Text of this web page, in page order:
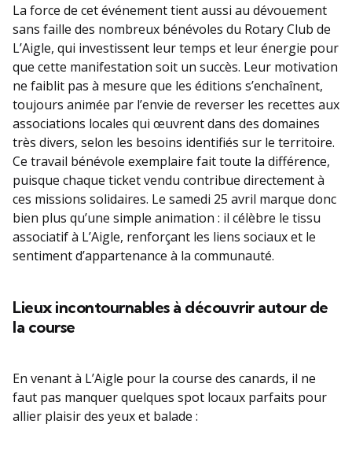
La force de cet événement tient aussi au dévouement
sans faille des nombreux bénévoles du Rotary Club de
L’Aigle, qui investissent leur temps et leur énergie pour
que cette manifestation soit un succès. Leur motivation
ne faiblit pas à mesure que les éditions s’enchaînent,
toujours animée par l’envie de reverser les recettes aux
associations locales qui œuvrent dans des domaines
très divers, selon les besoins identifiés sur le territoire.
Ce travail bénévole exemplaire fait toute la différence,
puisque chaque ticket vendu contribue directement à
ces missions solidaires. Le samedi 25 avril marque donc
bien plus qu’une simple animation : il célèbre le tissu
associatif à L’Aigle, renforçant les liens sociaux et le
sentiment d’appartenance à la communauté.
Lieux incontournables à découvrir autour de
la course
En venant à L’Aigle pour la course des canards, il ne
faut pas manquer quelques spot locaux parfaits pour
allier plaisir des yeux et balade :